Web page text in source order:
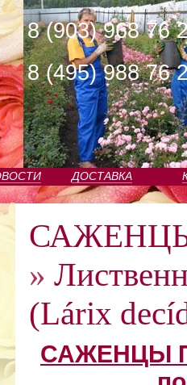
8 (903) 968 76
8 (495) 988 76
ДОСТАВКА
»
(Lárix
САЖЕНЦЫ